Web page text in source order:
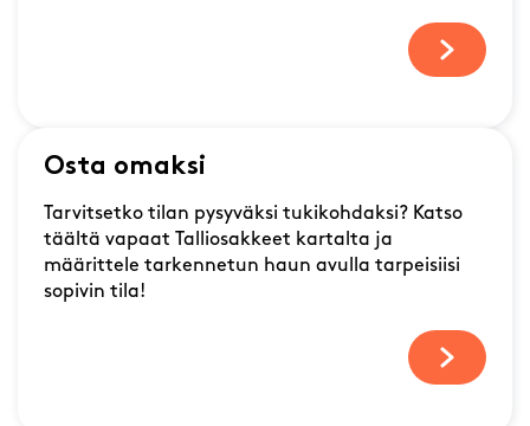
Osta omaksi
Tarvitsetko tilan pysyväksi tukikohdaksi? Katso
täältä vapaat Talliosakkeet kartalta ja
määrittele tarkennetun haun avulla tarpeisiisi
sopivin tila!